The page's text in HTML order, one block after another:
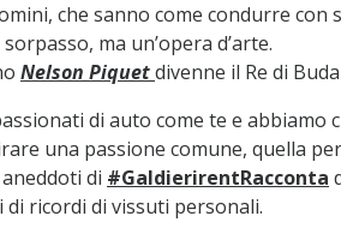
che sanno come condurre
ma un’opera d’arte.
Nelson Piquetdivenne il Re di
di auto come te e
una passione comune, quella
di #GaldierirentRacconta
ricordi di vissuti personali.